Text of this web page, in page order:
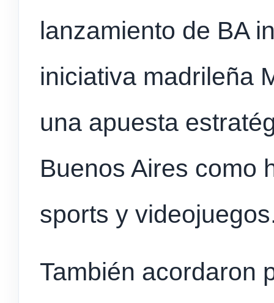
lanzamiento de BA
iniciativa madrileña
una apuesta
Buenos Aires como
sports y
También acordaron